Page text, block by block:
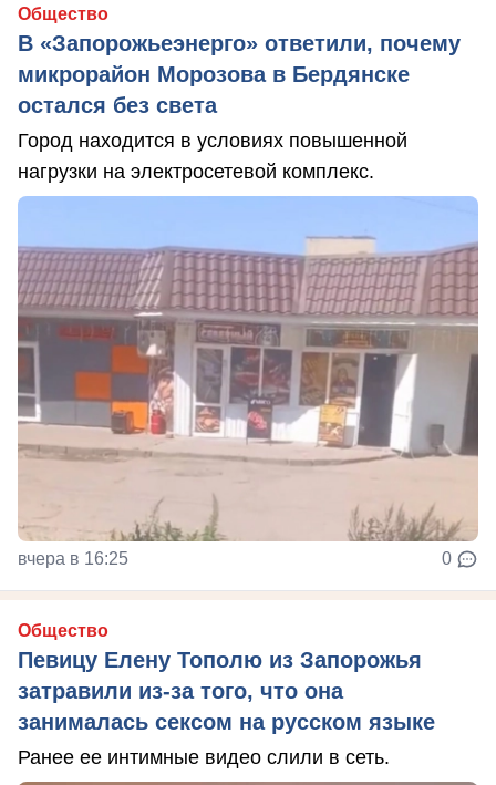
Общество
В «Запорожьеэнерго» ответили, почему
микрорайон Морозова в Бердянске
остался без света
Город находится в условиях повышенной
нагрузки на электросетевой комплекс.
вчера в 16:25 0
Общество
Певицу Елену Тополю из Запорожья
затравили из-за того, что она
занималась сексом на русском языке
Ранее ее интимные видео слили в сеть.